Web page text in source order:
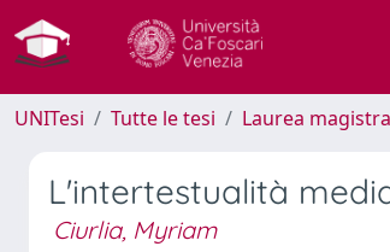
UNITesi Tutte le tesi Laurea
L'intertestualità
Ciurlia, Myriam